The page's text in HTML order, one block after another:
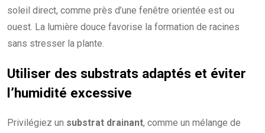
soleil direct, comme près d’une fenêtre orientée est ou
ouest. La lumière douce favorise la formation de racines
sans stresser la plante.
Utiliser des substrats adaptés et éviter
l’humidité excessive
Privilégiez un substrat drainant, comme un mélange de